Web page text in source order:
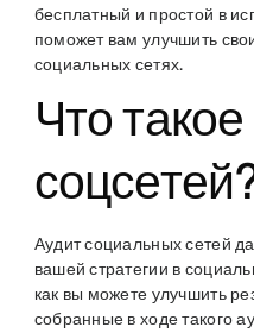
бесплатный и простой в
поможет вам улучшить
социальных сетях.
Что
Аудит социальных сетей
вашей стратегии в
как вы можете улучшить
собранные в ходе такого